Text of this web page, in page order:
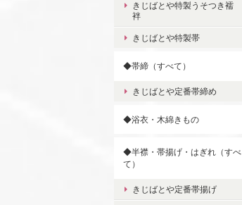
きじばとや特製うそつき襦
袢
きじばとや特製帯
◆帯締（すべて）
きじばとや定番帯締め
◆浴衣・木綿きもの
◆半襟・帯揚げ・はぎれ（すべ
て）
きじばとや定番帯揚げ